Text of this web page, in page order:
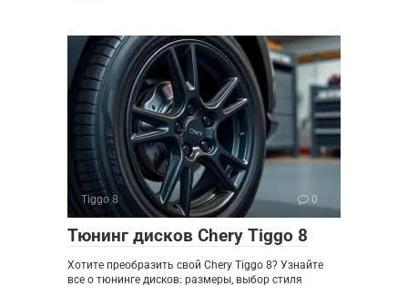
Tiggo 8 0
Тюнинг дисков Chery Tiggo 8
Хотите преобразить свой Chery Tiggo 8? Узнайте
все о тюнинге дисков: размеры, выбор стиля